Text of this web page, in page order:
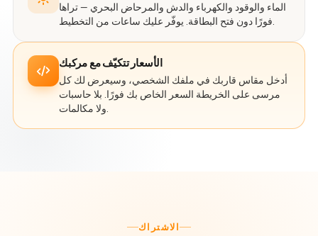
الماء والوقود والكهرباء والدش والمرحاض البحري — تراها
فورًا دون فتح البطاقة. يوفّر عليك ساعات من التخطيط.
الأسعار تتكيّف مع مركبك
أدخل مقاس قاربك في ملفك الشخصي، وسيعرض لك كل
مرسى على الخريطة السعر الخاص بك فورًا. بلا حاسبات
ولا مكالمات.
الاشتراك